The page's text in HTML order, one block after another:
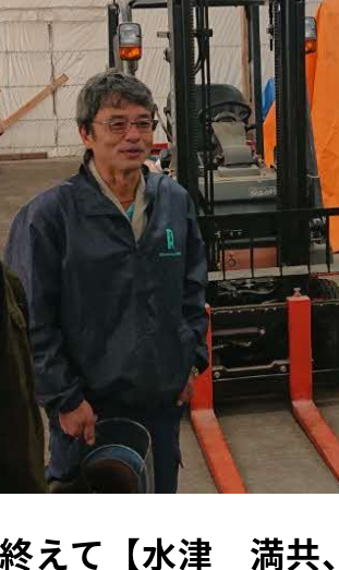
えて【水津 満共